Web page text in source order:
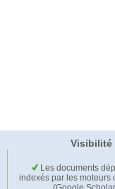
Visibilité
Les documents
indexés par les moteurs